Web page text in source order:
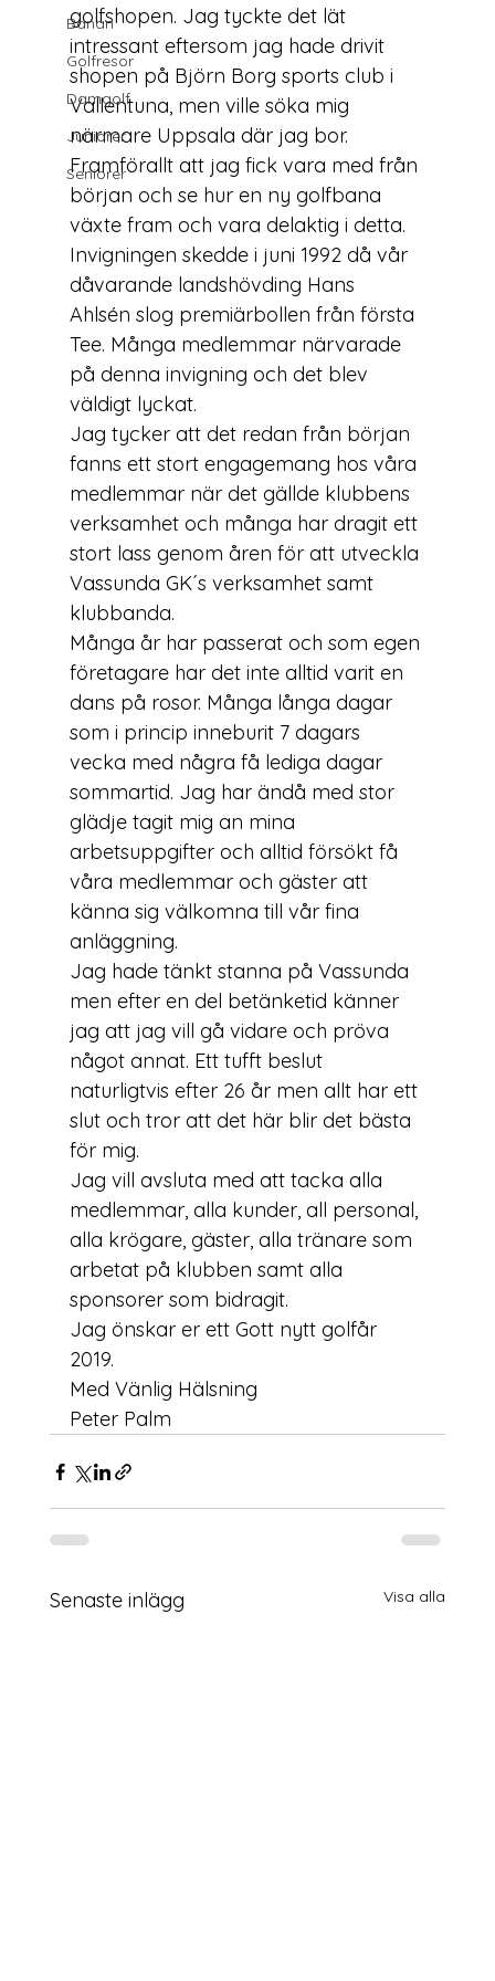
Banan
Golfresor
Damgolf
Juniorer
Seniorer
golfshopen. Jag tyckte det lät
intressant eftersom jag hade drivit
shopen på Björn Borg sports club i
Vallentuna, men ville söka mig
närmare Uppsala där jag bor.
Framförallt att jag fick vara med från
början och se hur en ny golfbana
växte fram och vara delaktig i detta.
Invigningen skedde i juni 1992 då vår
dåvarande landshövding Hans
Ahlsén slog premiärbollen från första
Tee. Många medlemmar närvarade
på denna invigning och det blev
väldigt lyckat.
Jag tycker att det redan från början
fanns ett stort engagemang hos våra
medlemmar när det gällde klubbens
verksamhet och många har dragit ett
stort lass genom åren för att utveckla
Vassunda GK´s verksamhet samt
klubbanda.
Många år har passerat och som egen
företagare har det inte alltid varit en
dans på rosor. Många långa dagar
som i princip inneburit 7 dagars
vecka med några få lediga dagar
sommartid. Jag har ändå med stor
glädje tagit mig an mina
arbetsuppgifter och alltid försökt få
våra medlemmar och gäster att
känna sig välkomna till vår fina
anläggning.
Jag hade tänkt stanna på Vassunda
men efter en del betänketid känner
jag att jag vill gå vidare och pröva
något annat. Ett tufft beslut
naturligtvis efter 26 år men allt har ett
slut och tror att det här blir det bästa
för mig.
Jag vill avsluta med att tacka alla
medlemmar, alla kunder, all personal,
alla krögare, gäster, alla tränare som
arbetat på klubben samt alla
sponsorer som bidragit.
Jag önskar er ett Gott nytt golfår
2019.
Med Vänlig Hälsning
Peter Palm
Senaste inlägg Visa alla